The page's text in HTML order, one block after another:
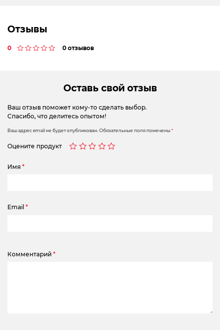
Отзывы
0 0 отзывов
Оставь свой отзыв
Ваш отзыв поможет кому-то сделать выбор.
Спасибо, что делитесь опытом!
Ваш адрес email не будет опубликован. Обязательные поля помечены*
Оцените продукт
Имя *
Email *
Комментарий *